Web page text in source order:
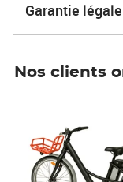
Garantie légale
Nos clients